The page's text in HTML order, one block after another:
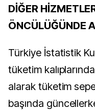
DİĞER
ÖNCÜLÜĞÜNDE
Türkiye İstatistik
tüketim
alarak tüketim sepeti
başında